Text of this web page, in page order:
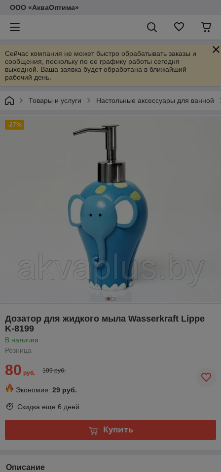
ООО «АкваОптима»
Сейчас компания не может быстро обрабатывать заказы и
сообщения, поскольку по ее графику работы сегодня
выходной. Ваша заявка будет обработана в ближайший
рабочий день.
Товары и услуги Настольные аксессуары для ванной
-27%
Дозатор для жидкого мыла Wasserkraft Lippe
K-8199
В наличии
Розница
80 руб. 109 руб.
Экономия: 29 руб.
Скидка еще 6 дней
Купить
Описание